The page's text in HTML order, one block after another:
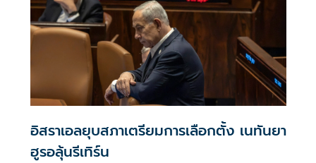
อิสราเอลยุบสภาเตรียมการเลือกตั้ง เนทันยา
ฮูรอลุ้นรีเทิร์น